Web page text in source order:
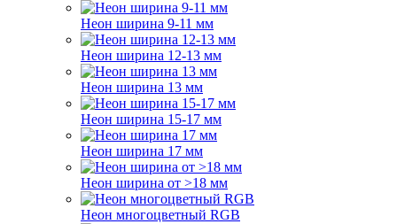
Неон ширина 9-11 мм
Неон ширина 12-13 мм
Неон ширина 13 мм
Неон ширина 15-17 мм
Неон ширина 17 мм
Неон ширина от >18 мм
Неон многоцветный RGB